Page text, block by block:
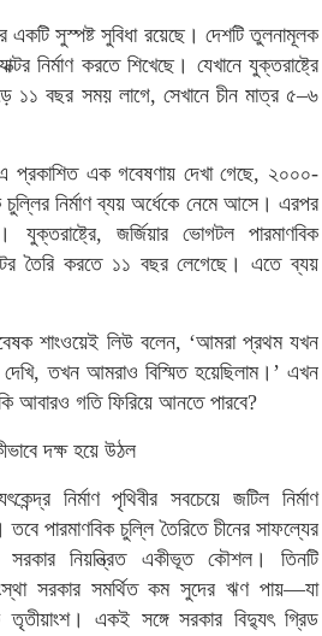
একটি সুস্পষ্ট সুবিধা রয়েছে। দেশটি তুলনামূলক
নির্মাণ করতে শিখেছে। যেখানে যুক্তরাষ্ট্রে
১১ বছর সময় লাগে, সেখানে চীন মাত্র ৫–৬
এ প্রকাশিত এক গবেষণায় দেখা গেছে, ২০০০-
চুল্লির নির্মাণ ব্যয় অর্ধেকে নেমে আসে। এরপর
যুক্তরাষ্ট্রে, জর্জিয়ার ভোগটল পারমাণবিক
তৈরি করতে ১১ বছর লেগেছে। এতে ব্যয়
শাংওয়েই লিউ বলেন, ‘আমরা প্রথম যখন
দেখি, তখন আমরাও বিস্মিত হয়েছিলাম।’ এখন
আবারও গতি ফিরিয়ে আনতে পারবে?
দক্ষ হয়ে উঠল
নির্মাণ পৃথিবীর সবচেয়ে জটিল নির্মাণ
পারমাণবিক চুল্লি তৈরিতে চীনের সাফল্যের
নিয়ন্ত্রিত একীভূত কৌশল। তিনটি
সরকার সমর্থিত কম সুদের ঋণ পায়—যা
একই সঙ্গে সরকার বিদ্যুৎ গ্রিড